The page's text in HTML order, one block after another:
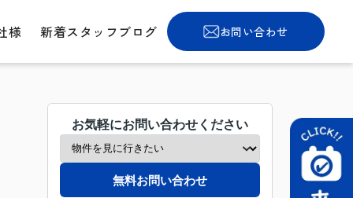
様 新着スタッフブログ お問い合わせ
お気軽にお問い合わせください
無料お問い合わせ